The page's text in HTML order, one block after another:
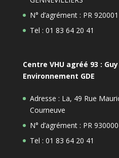
N° d’agrément : PR
Tel : 01 83 64 20 41
Centre VHU agréé 93 :
Environnement GDE
Adresse : La, 49 Rue
Courneuve
N° d’agrément : PR
Tel : 01 83 64 20 41